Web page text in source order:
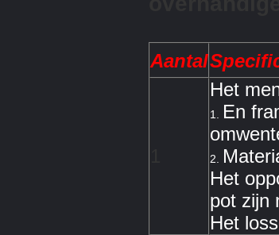
Aantal
Het
1.
En
2.
Het
pot zijn
Het